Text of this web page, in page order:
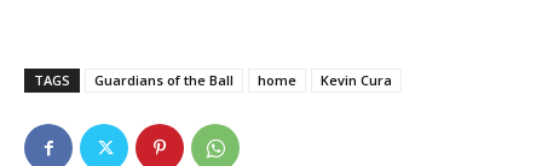
TAGS Guardians of the Ball home Kevin Cura